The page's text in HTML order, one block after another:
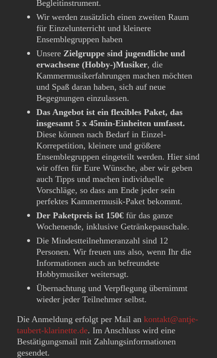
Begleitinstrument.
Wir werden zusätzlich einen zweiten Raum
für Einzelunterricht und kleinere
Ensemblegruppen haben
Unsere Zielgruppe sind jugendliche und
erwachsene (Hobby-)Musiker, die
Kammermusikerfahrungen machen möchten
und Spaß daran haben, sich auf neue
Begegnungen einzulassen.
Das Angebot ist ein flexibles Paket, das
insgesamt 5 x 45min-Einheiten umfasst.
Diese können nach Bedarf in Einzel-
Korrepetition, kleinere und größere
Ensemblegruppen eingeteilt werden. Hier sind
wir offen für Eure Wünsche, aber wir geben
auch Tipps und machen individuelle
Vorschläge, so dass am Ende jeder sein
perfektes Kammermusik-Paket bekommt.
Der Paketpreis ist 150€ für das ganze
Wochenende, inklusive Getränkepauschale.
Die Mindestteilnehmeranzahl sind 12
Personen. Wir freuen uns also, wenn Ihr die
Informationen auch an befreundete
Hobbymusiker weitersagt.
Übernachtung und Verpflegung übernimmt
wieder jeder Teilnehmer selbst.
Die Anmeldung erfolgt per Mail an kontakt@antje-
taubert-klarinette.de. Im Anschluss wird eine
Bestätigungsmail mit Zahlungsinformationen
gesendet.